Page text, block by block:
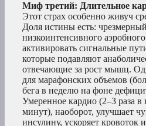
Миф третий: Длительное
Этот страх особенно живуч
Доля истины есть:
низкоинтенсивного
активировать сигнальные
которые подавляют
отвечающие за рост мышц.
для марафонских объемов
бега в неделю на фоне
Умеренное кардио (2–3 раза
минут), наоборот, улучшает
инсулину, ускоряет кровоток